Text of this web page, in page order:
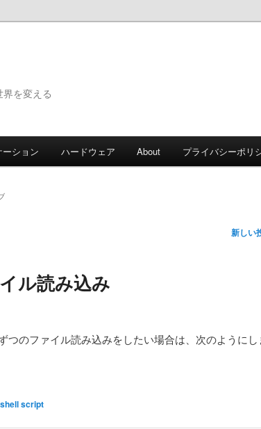
を変える
ション ハードウェア About プライバシーポリ
新しい
ル読み込み
つのファイル読み込みをしたい場合は、次のようにし
shell script